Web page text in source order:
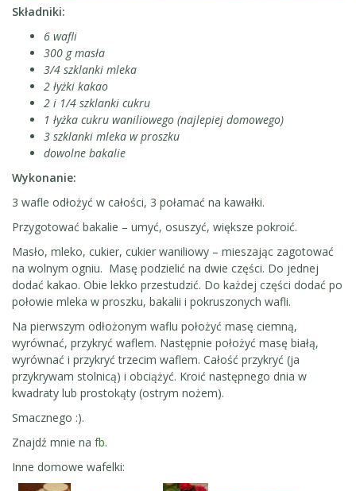
Składniki:
6 wafli
300 g masła
3/4 szklanki mleka
2 łyżki kakao
2 i 1/4 szklanki cukru
1 łyżka cukru waniliowego (najlepiej domowego)
3 szklanki mleka w proszku
dowolne bakalie
Wykonanie:
3 wafle odłożyć w całości, 3 połamać na kawałki.
Przygotować bakalie – umyć, osuszyć, większe pokroić.
Masło, mleko, cukier, cukier waniliowy – mieszając zagotować
na wolnym ogniu. Masę podzielić na dwie części. Do jednej
dodać kakao. Obie lekko przestudzić. Do każdej części dodać po
połowie mleka w proszku, bakalii i pokruszonych wafli.
Na pierwszym odłożonym waflu położyć masę ciemną,
wyrównać, przykryć waflem. Następnie położyć masę białą,
wyrównać i przykryć trzecim waflem. Całość przykryć (ja
przykrywam stolnicą) i obciążyć. Kroić następnego dnia w
kwadraty lub prostokąty (ostrym nożem).
Smacznego :).
Znajdź mnie na fb.
Inne domowe wafelki: